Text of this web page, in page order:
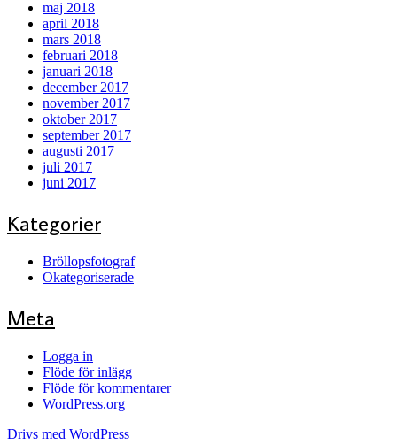
maj 2018
april 2018
mars 2018
februari 2018
januari 2018
december 2017
november 2017
oktober 2017
september 2017
augusti 2017
juli 2017
juni 2017
Kategorier
Bröllopsfotograf
Okategoriserade
Meta
Logga in
Flöde för inlägg
Flöde för kommentarer
WordPress.org
Drivs med WordPress